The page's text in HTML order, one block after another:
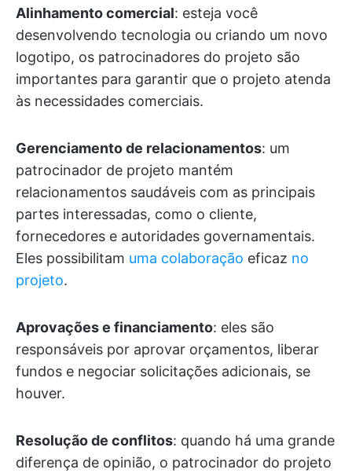
Alinhamento comercial: esteja você
desenvolvendo tecnologia ou criando um novo
logotipo, os patrocinadores do projeto são
importantes para garantir que o projeto atenda
às necessidades comerciais.
Gerenciamento de relacionamentos: um
patrocinador de projeto mantém
relacionamentos saudáveis com as principais
partes interessadas, como o cliente,
fornecedores e autoridades governamentais.
Eles possibilitam uma colaboração eficaz no
projeto.
Aprovações e financiamento: eles são
responsáveis por aprovar orçamentos, liberar
fundos e negociar solicitações adicionais, se
houver.
Resolução de conflitos: quando há uma grande
diferença de opinião, o patrocinador do projeto